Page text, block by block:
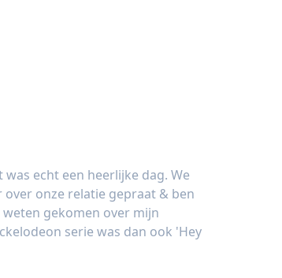
echt een heerlijke dag. We
onze relatie gepraat & ben
gekomen over mijn
serie was dan ook 'Hey